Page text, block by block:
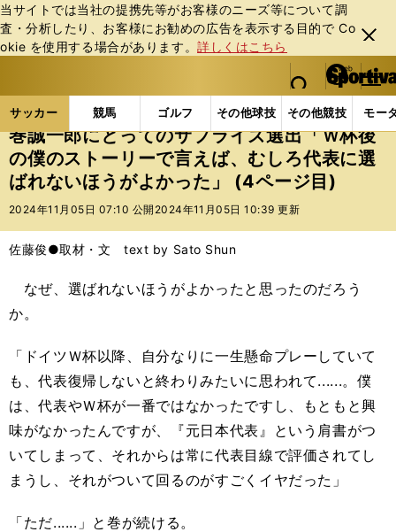
当サイトでは当社の提携先等がお客様のニーズ等について調
査・分析したり、お客様にお勧めの広告を表⽰する⽬的で Co
okie を使⽤する場合があります。詳しくはこちら
閉じ
る
web Sportiva (webスポルティーバ)
検索
マイペ
ー
ジ
メニュ
サッカー 競馬 ゴルフ その他球技 その他競技 モー
ス
ポ
ル
テ
ー
バ
サッカーの記事一覧 サッカー代表 日本代表 巻
巻誠一郎にとってのサプライズ選出「Ｗ杯後
の僕のストーリーで言えば、むしろ代表に選
ばれないほうがよかった」 (4ページ目)
2024年11月05日 07:10 公開 2024年11月05日 10:39 更新
佐藤俊●取材・文 text by Sato Shun
なぜ、選ばれないほうがよかったと思ったのだろう
か。
「ドイツＷ杯以降、自分なりに一生懸命プレーしていて
も、代表復帰しないと終わりみたいに思われて......。僕
は、代表やＷ杯が一番ではなかったですし、もともと興
味がなかったんですが、『元日本代表』という肩書がつ
いてしまって、それからは常に代表目線で評価されてし
まうし、それがついて回るのがすごくイヤだった」
「ただ......」と巻が続ける。